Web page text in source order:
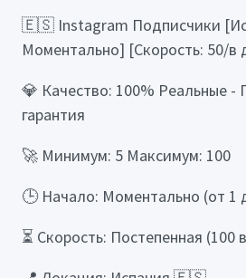
🇪🇸 Instagram Подписчики
Моментально] [Скорость: 50/в
💎 Качество: 100% Реальные -
гарантия
🚀 Минимум: 5 Максимум: 100
🕒 Начало: Моментально (от 1
⏳ Скорость: Постепенная (100